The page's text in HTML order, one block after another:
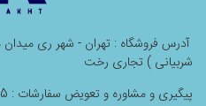
آدرس فروشگاه : تهران - شهر ری
شربیانی ) تجاری رخت
پیگیری و مشاوره و تعویض سفارشات : 02191620235